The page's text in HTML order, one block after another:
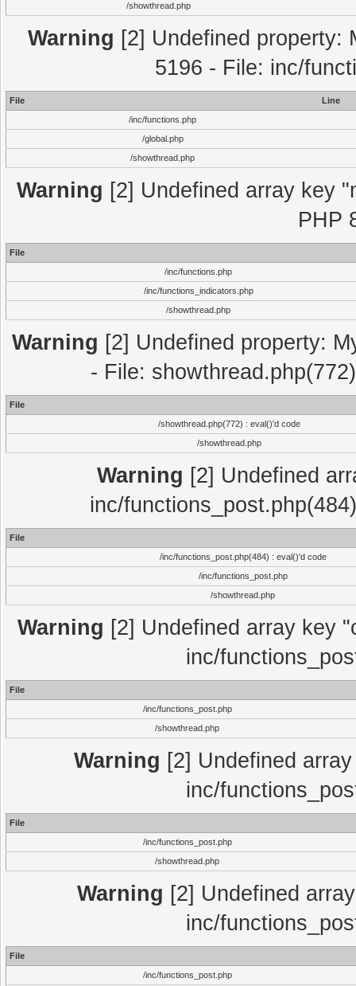
/showthread.php
Warning [2] Undefined property:
5196 - File: inc/
File
Line
/inc/functions.php
/global.php
/showthread.php
Warning [2] Undefined array key
PHP
File
/inc/functions.php
/inc/functions_indicators.php
/showthread.php
Warning [2] Undefined property:
- File:
File
/showthread.php(772) : eval()'d code
/showthread.php
Warning [2] Undefined
inc/
File
/inc/functions_post.php(484) : eval()'d code
/inc/functions_post.php
/showthread.php
Warning [2] Undefined array key
inc/
File
/inc/functions_post.php
/showthread.php
Warning [2] Undefined
inc/
File
/inc/functions_post.php
/showthread.php
Warning [2] Undefined
inc/
File
/inc/functions_post.php